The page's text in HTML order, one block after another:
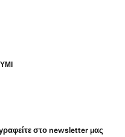
στο newsletter μας